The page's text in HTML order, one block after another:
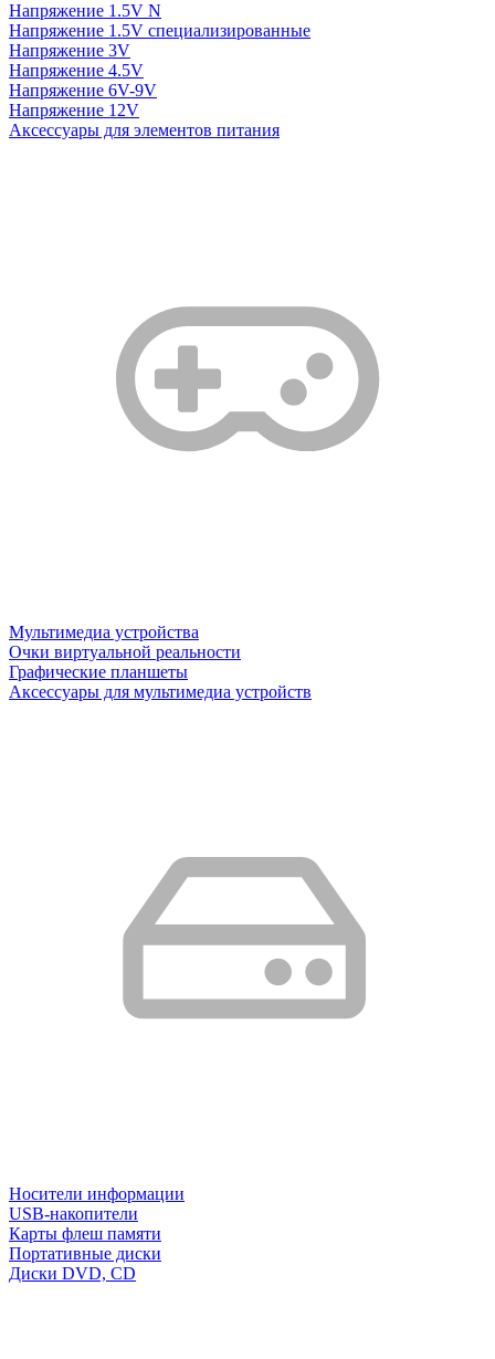
Напряжение 1.5V N
Напряжение 1.5V специализированные
Напряжение 3V
Напряжение 4.5V
Напряжение 6V-9V
Напряжение 12V
Аксессуары для элементов питания
Мультимедиа устройства
Очки виртуальной реальности
Графические планшеты
Аксессуары для мультимедиа устройств
Носители информации
USB-накопители
Карты флеш памяти
Портативные диски
Диски DVD, CD